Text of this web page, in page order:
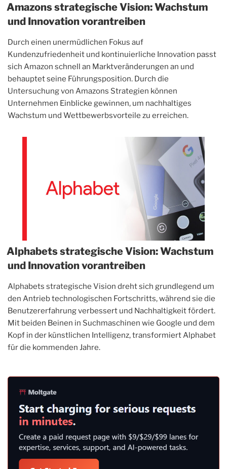
Amazons strategische Vision: Wachstum
und Innovation vorantreiben
Durch einen unermüdlichen Fokus auf
Kundenzufriedenheit und kontinuierliche Innovation passt
sich Amazon schnell an Marktveränderungen an und
behauptet seine Führungsposition. Durch die
Untersuchung von Amazons Strategien können
Unternehmen Einblicke gewinnen, um nachhaltiges
Wachstum und Wettbewerbsvorteile zu erreichen.
Alphabets strategische Vision: Wachstum
und Innovation vorantreiben
Alphabets strategische Vision dreht sich grundlegend um
den Antrieb technologischen Fortschritts, während sie die
Benutzererfahrung verbessert und Nachhaltigkeit fördert.
Mit beiden Beinen in Suchmaschinen wie Google und dem
Kopf in der künstlichen Intelligenz, transformiert Alphabet
für die kommenden Jahre.